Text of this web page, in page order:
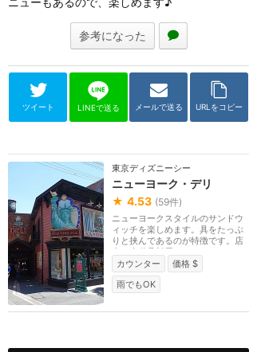
参考になった
ツイート LINEで送る メールで送る URLをコピー
東京ディズニーシー
ニューヨーク・デリ
★ 4.53 (59件)
ニューヨークスタイルのサンドウ
ィッチを楽しめます。具をたっぷ
りと挟んであるのが特徴です。店
内は小道具部屋や...
カウンター
価格 $
雨でもOK